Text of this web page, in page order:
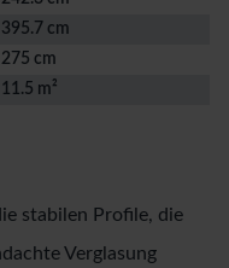
395.7 cm
275 cm
11.5 m²
stabilen Profile, die
Verglasung